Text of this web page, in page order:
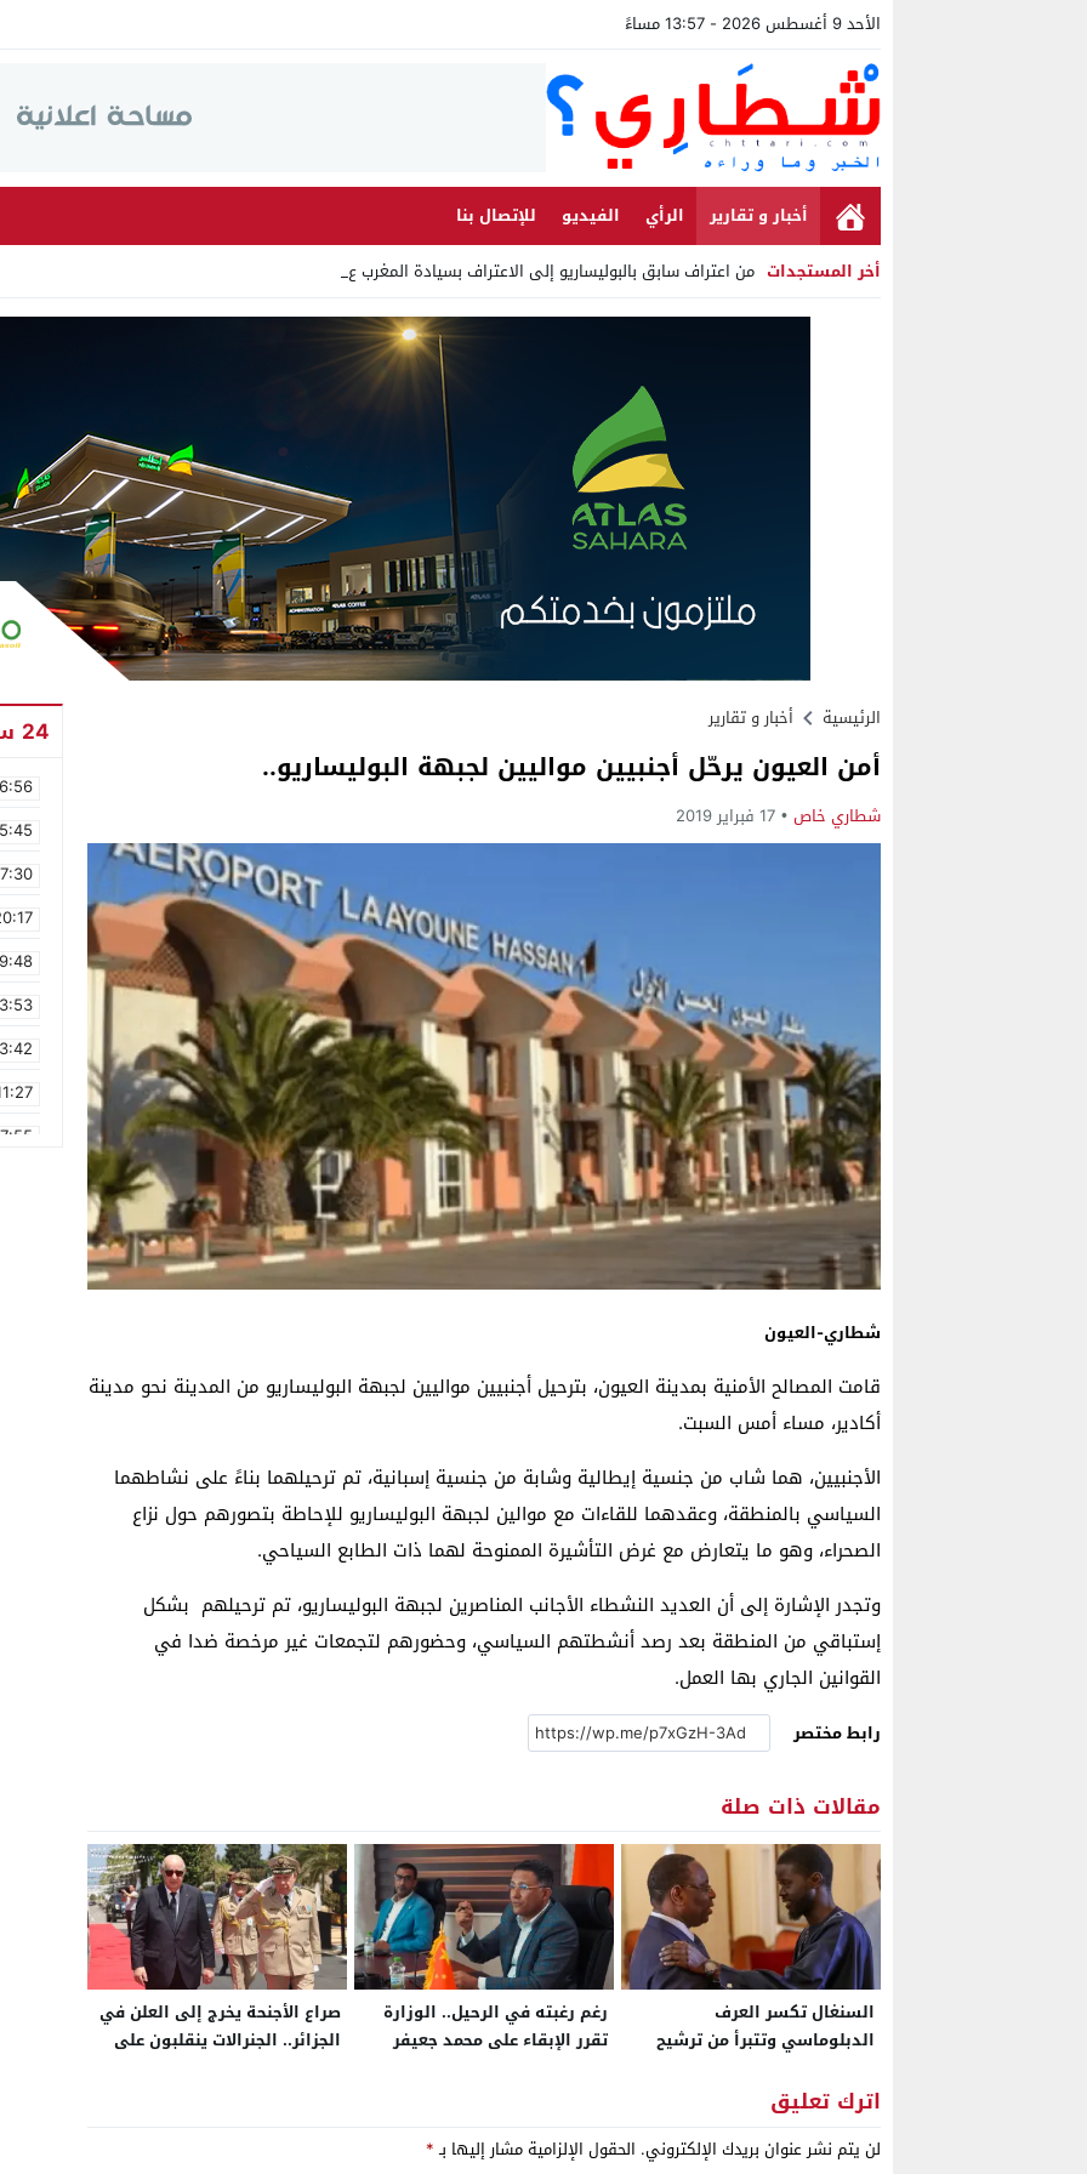
الأحد 9 أغسطس 2026 - 13:57 مساءً
أخبار و تقارير الرأي الفيديو
للإتصال بنا
أخر المستجدات من اعتراف سابق بالبوليساريو إلى الاعتراف بسيادة المغرب على الصحراء_
Stop
الرئيسية أخبار و تقارير
أمن العيون يرحّل أجنبيين مواليين لجبهة البوليساريو..
شطاري خاص 17 فبراير 2019
شطاري-العيون
قامت المصالح الأمنية بمدينة العيون، بترحيل أجنبيين مواليين لجبهة البوليساريو من المدينة نحو مدينة
أكادير، مساء أمس السبت.
الأجنبيين، هما شاب من جنسية إيطالية وشابة من جنسية إسبانية، تم ترحيلهما بناءً على نشاطهما
السياسي بالمنطقة، وعقدهما للقاءات مع موالين لجبهة البوليساريو للإحاطة بتصورهم حول نزاع
الصحراء، وهو ما يتعارض مع غرض التأشيرة الممنوحة لهما ذات الطابع السياحي.
وتجدر الإشارة إلى أن العديد النشطاء الأجانب المناصرين لجبهة البوليساريو، تم ترحيلهم بشكل
إستباقي من المنطقة بعد رصد أنشطتهم السياسي، وحضورهم لتجمعات غير مرخصة ضدا في
القوانين الجاري بها العمل.
رابط مختصر
مقالات ذات صلة
السنغال تكسر العرف
الدبلوماسي وتتبرأ من ترشيح
لمنصب الأمين العام للأمم
المتحدة
رغم رغبته في الرحيل.. الوزارة
تقرر الإبقاء على محمد جعيفر
صراع الأجنحة يخرج إلى العلن في
الجزائر.. الجنرالات ينقلبون على
اترك تعليق
لن يتم نشر عنوان بريدك الإلكتروني. الحقول الإلزامية مشار إليها بـ*
24 ساعة